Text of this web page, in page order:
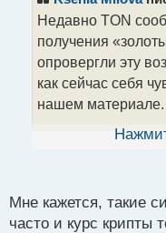
т
Недавно TON
получения
опровергли эту
как сейчас себя
нашем материале.
Что случилось?
одной из
получение визы
Мне кажется, такие
часто и курс крипты